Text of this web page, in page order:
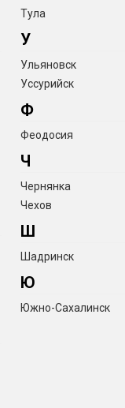
Тула
У
Ульяновск
Уссурийск
Ф
Феодосия
Ч
Чернянка
Чехов
Ш
Шадринск
Ю
Южно-Сахалинск